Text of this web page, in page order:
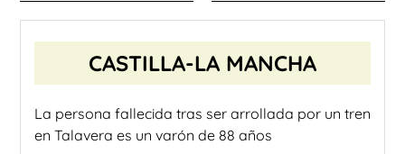
CASTILLA-LA MANCHA
La persona fallecida tras ser arrollada por un tren
en Talavera es un varón de 88 años